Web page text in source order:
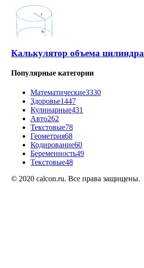
Калькулятор объема цилиндра
Популярные категории
Математические3330
Здоровье1447
Кулинарные431
Авто262
Текстовые78
Геометрия68
Кодирование60
Беременность49
Текстовые48
© 2020 calcon.ru. Все права защищены.